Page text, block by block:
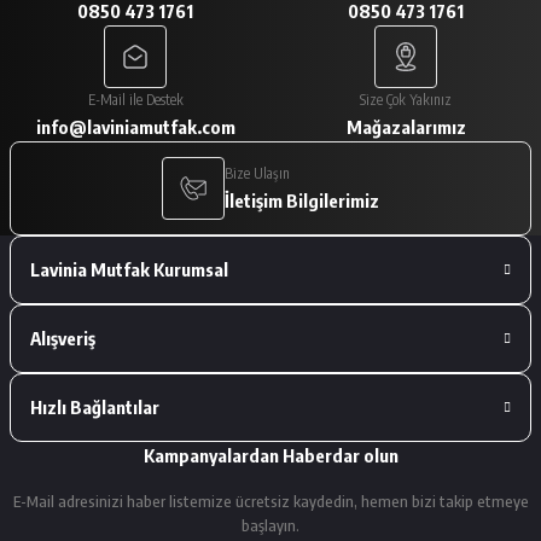
A... V... | 29/01/2026
Paketleme çok iyiydi. Ürünler tam
istediğimiz gibiydi.
A... V... | 29/01/2026
Deneyimini Paylaş
0850 473 1761 0850 473 1761
E-Mail ile Destek
info@laviniamutfak.com
Size Çok Yakınız
Mağazalarımız
Bize Ulaşın
İletişim Bilgilerimiz
Lavinia Mutfak Kurumsal
Alışveriş
Hızlı Bağlantılar
Kampanyalardan Haberdar olun
E-Mail adresinizi haber listemize ücretsiz kaydedin, hemen bizi takip etmeye
başlayın.